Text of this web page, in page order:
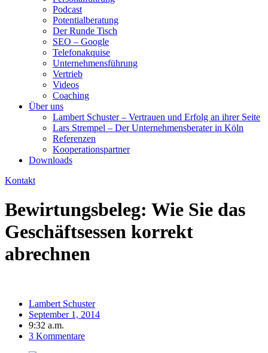
Podcast
Potentialberatung
Der Runde Tisch
SEO – Google
Telefonakquise
Unternehmensführung
Vertrieb
Videos
Coaching
Über uns
Lambert Schuster – Vertrauen und Erfolg an ihrer Seite
Lars Strempel – Der Unternehmensberater in Köln
Referenzen
Kooperationspartner
Downloads
Kontakt
Bewirtungsbeleg: Wie Sie das
Geschäftsessen korrekt
abrechnen
Lambert Schuster
September 1, 2014
9:32 a.m.
3 Kommentare